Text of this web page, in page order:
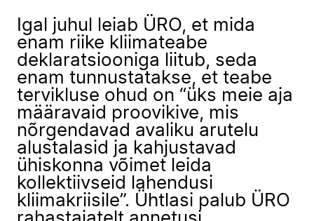
Igal juhul leiab ÜRO, et mida
enam riike kliimateabe
deklaratsiooniga liitub, seda
enam tunnustatakse, et teabe
tervikluse ohud on “üks meie aja
määravaid proovikive, mis
nõrgendavad avaliku arutelu
alustalasid ja kahjustavad
ühiskonna võimet leida
kollektiivseid lahendusi
kliimakriisile”. Ühtlasi palub ÜRO